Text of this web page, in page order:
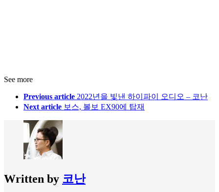
See more
Previous article 2022년을 빛낸 하이파이 오디오 – 코난
Next article 보스, 볼보 EX90에 탑재
Written by 코난